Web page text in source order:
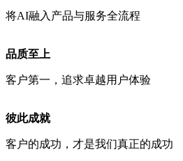
将AI融入产品与服务全流程
品质至上
客户第一，追求卓越用户体验
彼此成就
客户的成功，才是我们真正的成功